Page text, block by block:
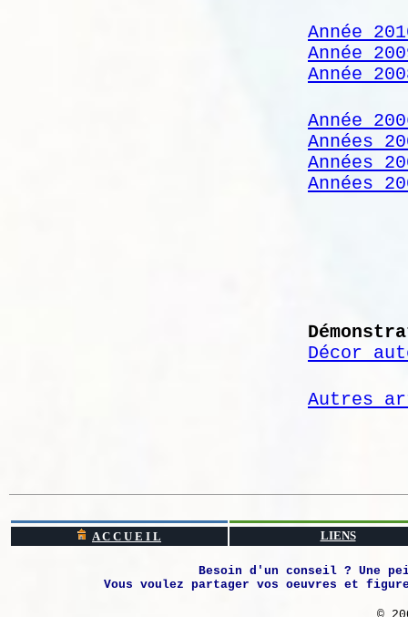
Année
Année
Année
Année
Années
Années
Années
Décor
Autres
A C C U E I L LIENS
Besoin d'un conseil ? Une
Vous voulez partager vos oeuvres et